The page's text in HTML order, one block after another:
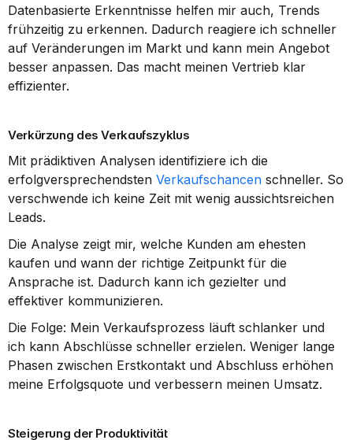
Datenbasierte Erkenntnisse helfen mir auch, Trends
frühzeitig zu erkennen. Dadurch reagiere ich schneller
auf Veränderungen im Markt und kann mein Angebot
besser anpassen. Das macht meinen Vertrieb klar
effizienter.
Verkürzung des Verkaufszyklus
Mit prädiktiven Analysen identifiziere ich die
erfolgversprechendsten Verkaufschancen schneller. So
verschwende ich keine Zeit mit wenig aussichtsreichen
Leads.
Die Analyse zeigt mir, welche Kunden am ehesten
kaufen und wann der richtige Zeitpunkt für die
Ansprache ist. Dadurch kann ich gezielter und
effektiver kommunizieren.
Die Folge: Mein Verkaufsprozess läuft schlanker und
ich kann Abschlüsse schneller erzielen. Weniger lange
Phasen zwischen Erstkontakt und Abschluss erhöhen
meine Erfolgsquote und verbessern meinen Umsatz.
Steigerung der Produktivität